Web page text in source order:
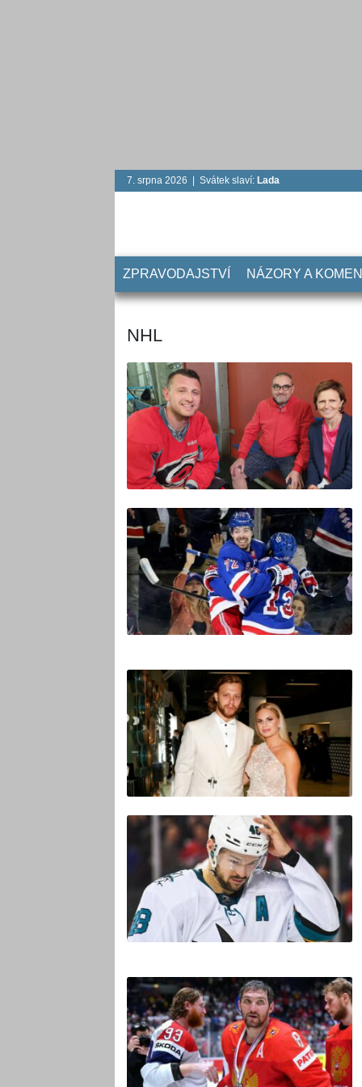
7. srpna 2026 | Svátek slaví: Lada
ZPRAVODAJSTVÍ NÁZORY A
NHL